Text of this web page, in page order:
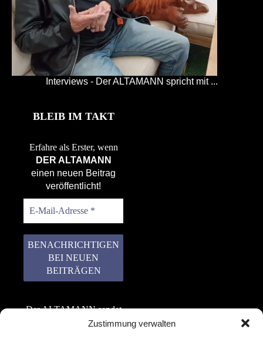
Zustimmung verwalten
Interviews - Der ALTAMANN spricht mit ...
BLEIB IM TAKT
Erfahre als Erster, wenn
DER ALTAMANN
einen neuen Beitrag
veröffentlicht!
Der ALTAMANN sendet
keinen Spam! Er gibt